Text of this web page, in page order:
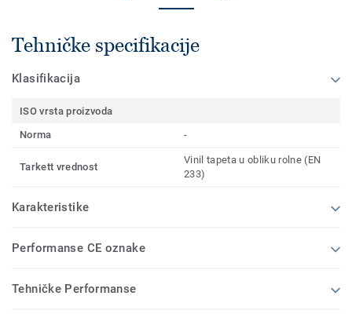
Tehničke specifikacije
Klasifikacija
ISO vrsta proizvoda
Norma
-
Tarkett vrednost
Vinil tapeta u obliku rolne (EN
233)
Karakteristike
Performanse CE oznake
Tehničke Performanse